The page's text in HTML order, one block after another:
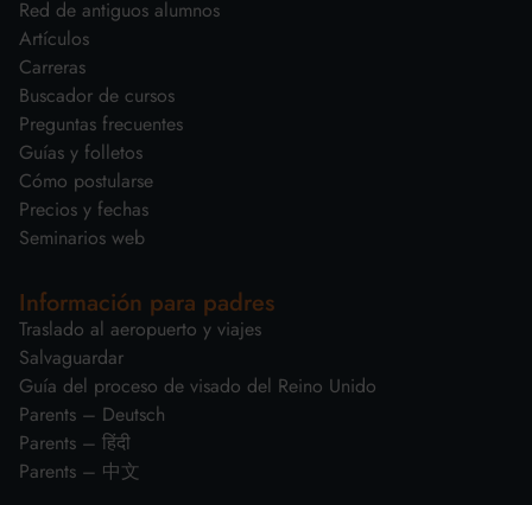
Red de antiguos alumnos
Artículos
Carreras
Buscador de cursos
Preguntas frecuentes
Guías y folletos
Cómo postularse
Precios y fechas
Seminarios web
Información para padres
Traslado al aeropuerto y viajes
Salvaguardar
Guía del proceso de visado del Reino Unido
Parents – Deutsch
Parents – हिंदी
Parents – 中文